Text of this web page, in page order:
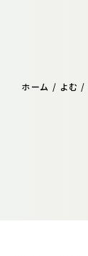
ホーム / よむ /